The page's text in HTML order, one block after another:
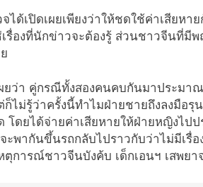
ด้เปิดเผยเพียงว่าให้ชดใช้ค่าเสียหา
รื่องที่นักข่าวจะต้องรู้ ส่วนชาวจีนที่มี
ว่า คู่กรณีทั้งสองคนคบกันมาประมาณ
ก็ไม่รู้ว่าครั้งนี้ทำไมฝ่ายชายถึงลงมือรุ
โดยได้จ่ายค่าเสียหายให้ฝ่ายหญิงไ
พากันขึ้นรถกลับไปราวกับว่าไม่มีเรื่อ
ตุการณ์ชาวจีนบังค้บ เด็กเอนฯ เสพย